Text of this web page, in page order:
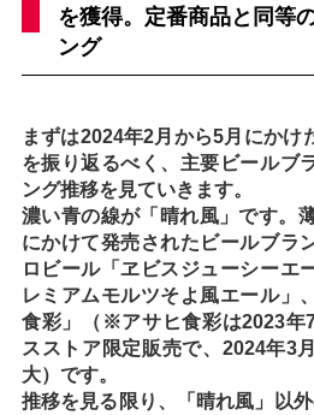
を獲得。定番商品と同等
ング
まずは2024年2月から5月にかけ
を振り返るべく、主要ビールブ
ング推移を見ていきます。
濃い青の線が「晴れ風」です。
にかけて発売されたビールブラ
ロビール「ヱビスジューシーエ
レミアムモルツそよ風エール」
食彩」（※アサヒ食彩は2023年
スストア限定販売で、2024年3
大）です。
推移を見る限り、「晴れ風」以